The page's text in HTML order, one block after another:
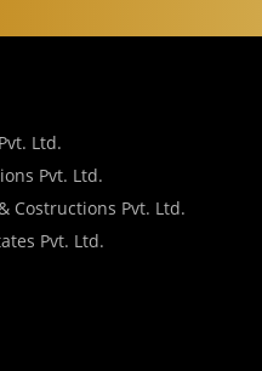
Ltd.
Pvt. Ltd.
Costructions Pvt. Ltd.
Pvt. Ltd.